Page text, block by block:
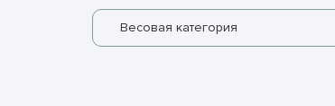
Весовая категория